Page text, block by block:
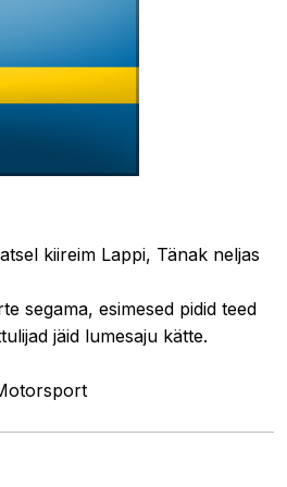
kiireim Lappi, Tänak neljas
segama, esimesed pidid teed
jäid lumesaju kätte.